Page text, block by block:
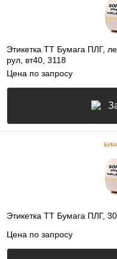
Этикетка ТТ Бумага ПЛГ,
рул, вт40, 3118
Цена по запросу
Этикетка ТТ Бумага ПЛГ,
Цена по запросу